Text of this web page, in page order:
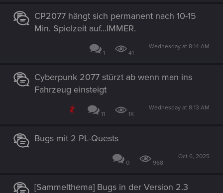
CP2077 hängt sich permanent nach 10-15
Min. Spielzeit auf...IMMER.
1 41
Wednesday at 8:14 AM
Cyberpunk 2077 stürzt ab wenn man ins
Fahrzeug einsteigt
11 1K
Wednesday at 8:13 AM
Bugs mit 2 PL-Quests
0 968
Oct 6, 2025
[Sammelthema] Bugs in der Version 2.3